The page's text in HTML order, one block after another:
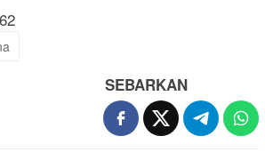
SEBARKAN